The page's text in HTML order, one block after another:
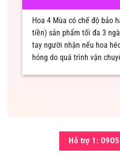
Hoa 4 Mùa có chế độ bảo
tiền) sản phẩm tối đa 3
tay người nhận nếu hoa
hỏng do quá trình vận
Hỗ trợ 1: